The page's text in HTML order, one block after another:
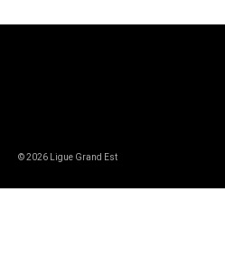
© 2026 Ligue Grand Est